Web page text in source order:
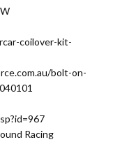
coilover-kit-
bolt-on-
Racing